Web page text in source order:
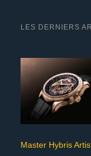
LES DERNIERS
Master Hybris